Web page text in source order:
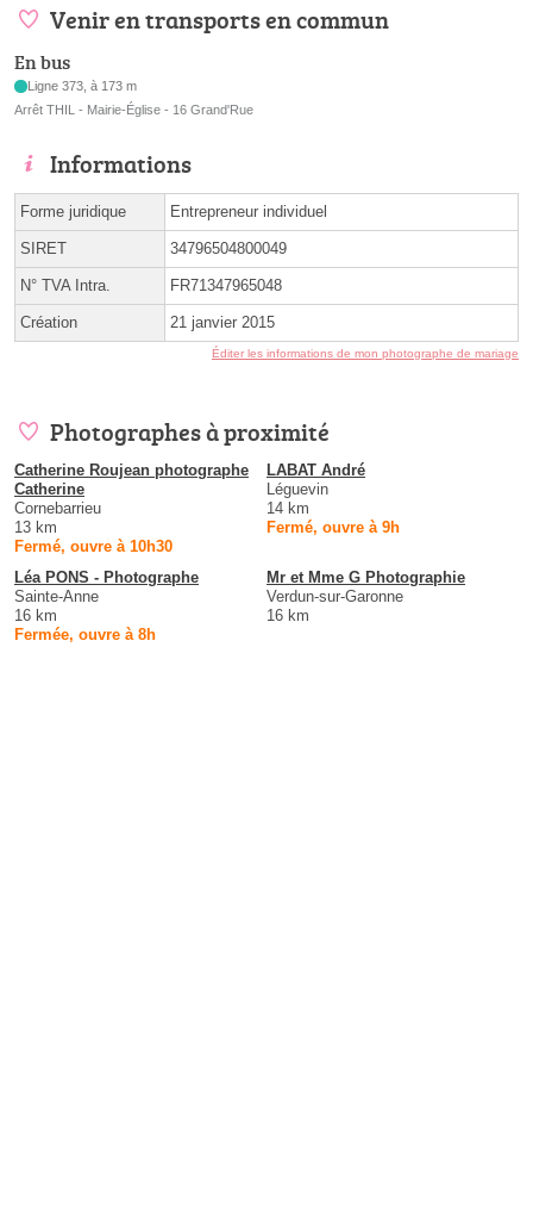
Venir en transports en commun
En bus
Ligne 373, à 173 m
Arrêt THIL - Mairie-Église - 16 Grand'Rue
Informations
Forme juridique Entrepreneur individuel
SIRET 34796504800049
N° TVA Intra. FR71347965048
Création 21 janvier 2015
Éditer les informations de mon photographe de mariage
Photographes à proximité
Catherine Roujean photographe
Catherine
Cornebarrieu
13 km
Fermé, ouvre à 10h30
LABAT André
Léguevin
14 km
Fermé, ouvre à 9h
Léa PONS - Photographe
Sainte-Anne
16 km
Fermée, ouvre à 8h
Mr et Mme G Photographie
Verdun-sur-Garonne
16 km